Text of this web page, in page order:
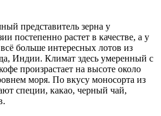
представитель зерна у
постепенно растет в качестве, а у
больше интересных лотов из
Индии. Климат здесь умеренный с
произрастает на высоте около
моря. По вкусу моносорта из
специи, какао, черный чай,